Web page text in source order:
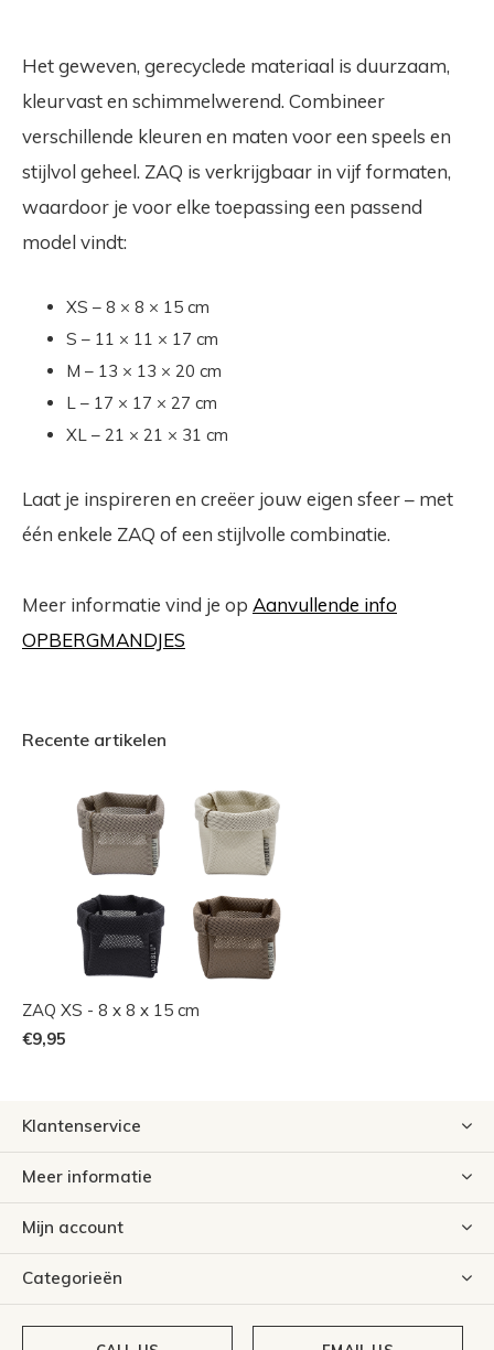
Het geweven, gerecyclede materiaal is duurzaam,
kleurvast en schimmelwerend. Combineer
verschillende kleuren en maten voor een speels en
stijlvol geheel. ZAQ is verkrijgbaar in vijf formaten,
waardoor je voor elke toepassing een passend
model vindt:
XS – 8 × 8 × 15 cm
S – 11 × 11 × 17 cm
M – 13 × 13 × 20 cm
L – 17 × 17 × 27 cm
XL – 21 × 21 × 31 cm
Laat je inspireren en creëer jouw eigen sfeer – met
één enkele ZAQ of een stijlvolle combinatie.
Meer informatie vind je op Aanvullende info
OPBERGMANDJES
Recente artikelen
ZAQ XS - 8 x 8 x 15 cm
€9,95
Klantenservice
Meer informatie
Mijn account
Categorieën